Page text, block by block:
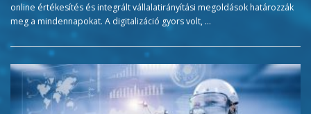
online értékesítés és integrált vállalatirányítási megoldások határozzák
meg a mindennapokat. A digitalizáció gyors volt, …